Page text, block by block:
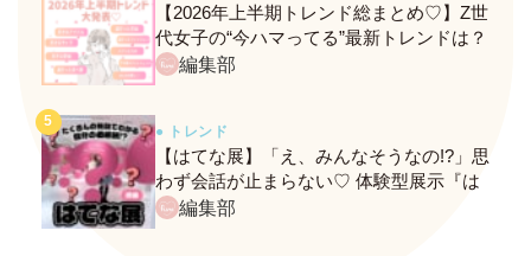
【2026年上半期トレンド総まとめ♡】Z世
代女子の“今ハマってる”最新トレンドは？
ネクストバズ予報もチェック♪
編集部
● トレンド
【はてな展】「え、みんなそうなの!?」思
わず会話が止まらない♡ 体験型展示『は
てな展』に行ってきたレポ
編集部